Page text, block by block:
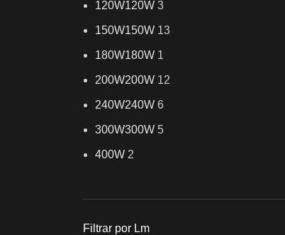
120W120W 3
150W150W 13
180W180W 1
200W200W 12
240W240W 6
300W300W 5
400W 2
Filtrar por Lm